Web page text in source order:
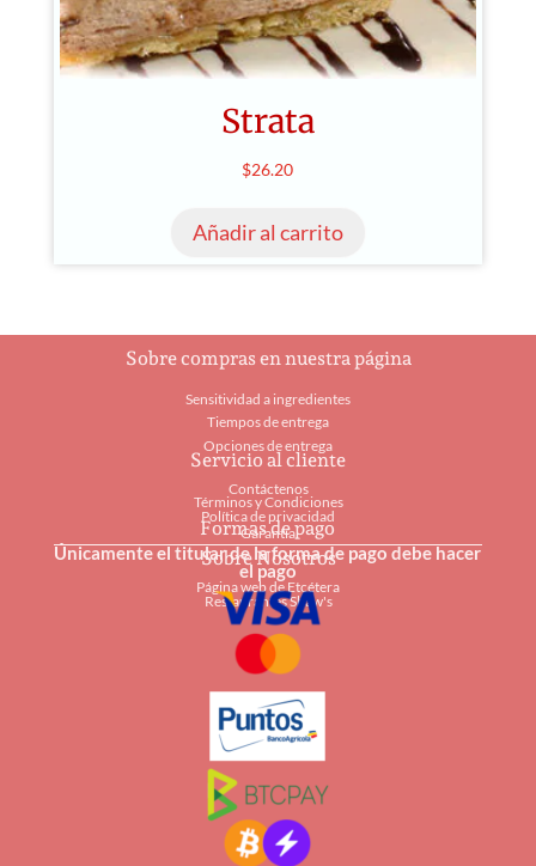
Strata
$26.20
Añadir al carrito
Sobre compras en nuestra página
Sensitividad a ingredientes
Tiempos de entrega
Opciones de entrega
Servicio al cliente
Contáctenos
Términos y Condiciones
Política de privacidad
Garantía
Sobre Nosotros
Página web de Etcétera
Restaurantes Shaw's
Formas de pago
Únicamente el titular de la forma de pago debe hacer
el pago